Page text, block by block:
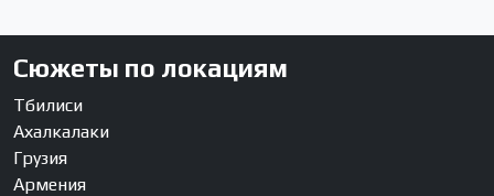
Сюжеты по локациям
Тбилиси
Ахалкалаки
Грузия
Армения